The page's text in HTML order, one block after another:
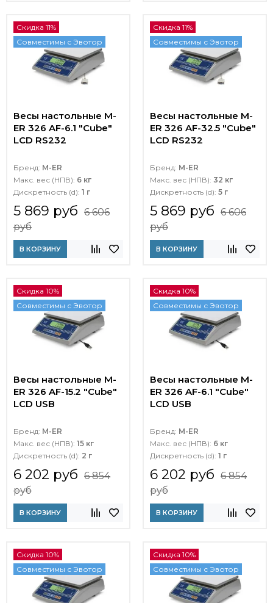
Скидка 11%
Совместимы с Эвотор
Весы настольные M-
ER 326 AF-6.1 "Cube"
LCD RS232
Бренд: M-ER
Макс. вес (НПВ): 6 кг
Дискретность (d): 1 г
5 869 руб 6 606
руб
В КОРЗИНУ
Скидка 11%
Совместимы с Эвотор
Весы настольные M-
ER 326 AF-32.5 "Cube"
LCD RS232
Бренд: M-ER
Макс. вес (НПВ): 32 кг
Дискретность (d): 5 г
5 869 руб 6 606
руб
В КОРЗИНУ
Скидка 10%
Совместимы с Эвотор
Весы настольные M-
ER 326 AF-15.2 "Cube"
LCD USB
Бренд: M-ER
Макс. вес (НПВ): 15 кг
Дискретность (d): 2 г
6 202 руб 6 854
руб
В КОРЗИНУ
Скидка 10%
Совместимы с Эвотор
Весы настольные M-
ER 326 AF-6.1 "Cube"
LCD USB
Бренд: M-ER
Макс. вес (НПВ): 6 кг
Дискретность (d): 1 г
6 202 руб 6 854
руб
В КОРЗИНУ
Скидка 10%
Совместимы с Эвотор
Скидка 10%
Совместимы с Эвотор